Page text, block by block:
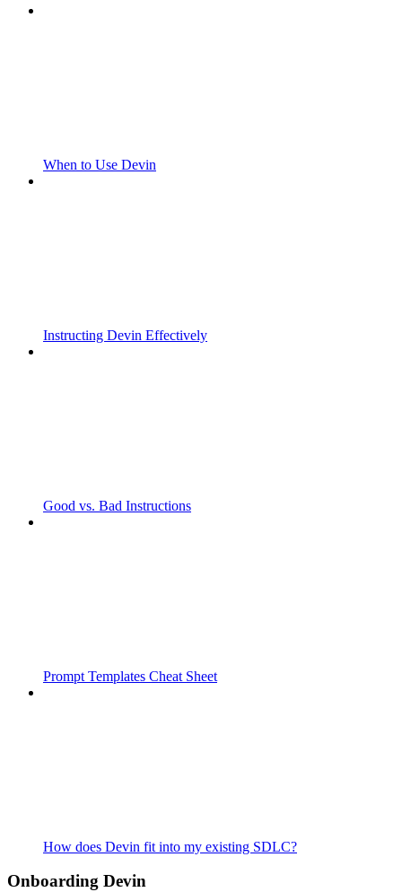
When to Use Devin
Instructing Devin Effectively
Good vs. Bad Instructions
Prompt Templates Cheat Sheet
How does Devin fit into my existing SDLC?
Onboarding Devin